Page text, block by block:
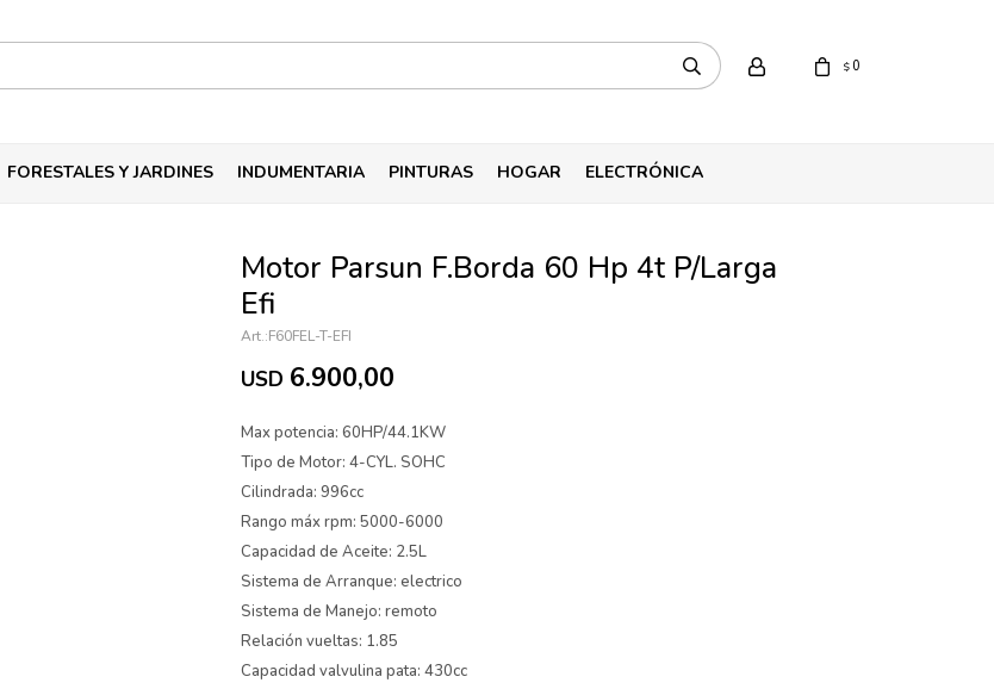
FORESTALES Y JARDINES INDUMENTARIA PINTURAS HOGAR ELECTRÓNICA
$ 0
Motor Parsun F.Borda 60 Hp 4t P/Larga
Efi
F60FEL-T-EFI
USD 6.900,00
Max potencia: 60HP/44.1KW
Tipo de Motor: 4-CYL. SOHC
Cilindrada: 996cc
Rango máx rpm: 5000-6000
Capacidad de Aceite: 2.5L
Sistema de Arranque: electrico
Sistema de Manejo: remoto
Relación vueltas: 1.85
Capacidad valvulina pata: 430cc